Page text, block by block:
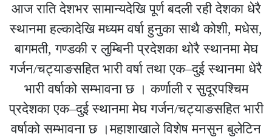
आज राति देशभर सामान्यदेखि पूर्ण बदली रही देशका धेरै
स्थानमा हल्कादेखि मध्यम वर्षा हुनुका साथै कोशी, मधेस,
बागमती, गण्डकी र लुम्बिनी प्रदेशका थोरै स्थानमा मेघ
गर्जन/चट्याङसहित भारी वर्षा तथा एक–दुई स्थानमा धेरै
भारी वर्षाको सम्भावना छ । कर्णाली र सुदूरपश्चिम
प्रदेशका एक–दुई स्थानमा मेघ गर्जन/चट्याङसहित भारी
वर्षाको सम्भावना छ ।महाशाखाले विशेष मनसुन बुलेटिन